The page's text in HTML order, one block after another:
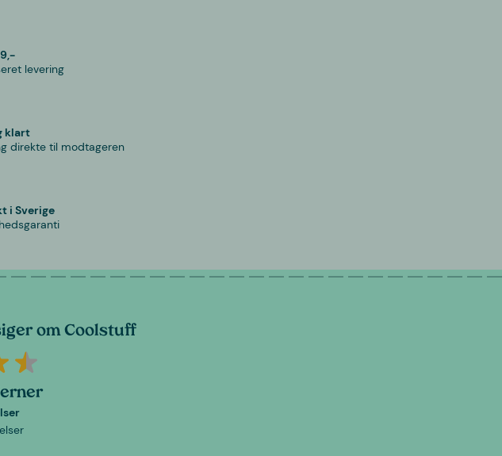
levering
klart
direkte til modtageren
i Sverige
om Coolstuff